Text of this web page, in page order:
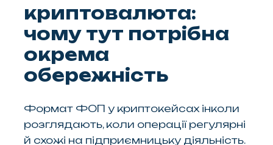
криптовалюта:
чому тут потрібна
окрема
обережність
Формат ФОП у криптокейсах інколи
розглядають, коли операції регулярні
й схожі на підприємницьку діяльність.